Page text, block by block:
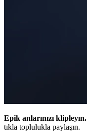
Epik anlarınızı klipleyın.
tıkla toplulukla paylaşın.